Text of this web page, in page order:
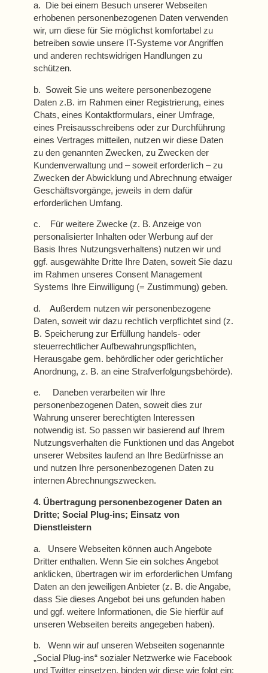
a. Die bei einem Besuch unserer Webseiten
erhobenen personenbezogenen Daten verwenden
wir, um diese für Sie möglichst komfortabel zu
betreiben sowie unsere IT-Systeme vor Angriffen
und anderen rechtswidrigen Handlungen zu
schützen.
b. Soweit Sie uns weitere personenbezogene
Daten z.B. im Rahmen einer Registrierung, eines
Chats, eines Kontaktformulars, einer Umfrage,
eines Preisausschreibens oder zur Durchführung
eines Vertrages mitteilen, nutzen wir diese Daten
zu den genannten Zwecken, zu Zwecken der
Kundenverwaltung und – soweit erforderlich – zu
Zwecken der Abwicklung und Abrechnung etwaiger
Geschäftsvorgänge, jeweils in dem dafür
erforderlichen Umfang.
c. Für weitere Zwecke (z. B. Anzeige von
personalisierter Inhalten oder Werbung auf der
Basis Ihres Nutzungsverhaltens) nutzen wir und
ggf. ausgewählte Dritte Ihre Daten, soweit Sie dazu
im Rahmen unseres Consent Management
Systems Ihre Einwilligung (= Zustimmung) geben.
d. Außerdem nutzen wir personenbezogene
Daten, soweit wir dazu rechtlich verpflichtet sind (z.
B. Speicherung zur Erfüllung handels- oder
steuerrechtlicher Aufbewahrungspflichten,
Herausgabe gem. behördlicher oder gerichtlicher
Anordnung, z. B. an eine Strafverfolgungsbehörde).
e. Daneben verarbeiten wir Ihre
personenbezogenen Daten, soweit dies zur
Wahrung unserer berechtigten Interessen
notwendig ist. So passen wir basierend auf Ihrem
Nutzungsverhalten die Funktionen und das Angebot
unserer Websites laufend an Ihre Bedürfnisse an
und nutzen Ihre personenbezogenen Daten zu
internen Abrechnungszwecken.
4. Übertragung personenbezogener Daten an
Dritte; Social Plug-ins; Einsatz von
Dienstleistern
a. Unsere Webseiten können auch Angebote
Dritter enthalten. Wenn Sie ein solches Angebot
anklicken, übertragen wir im erforderlichen Umfang
Daten an den jeweiligen Anbieter (z. B. die Angabe,
dass Sie dieses Angebot bei uns gefunden haben
und ggf. weitere Informationen, die Sie hierfür auf
unseren Webseiten bereits angegeben haben).
b. Wenn wir auf unseren Webseiten sogenannte
„Social Plug-ins“ sozialer Netzwerke wie Facebook
und Twitter einsetzen, binden wir diese wie folgt ein: